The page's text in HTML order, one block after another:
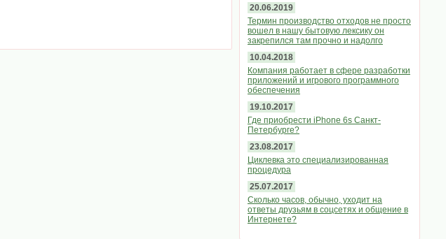
20.06.2019
Термин производство отходов не просто
вошел в нашу бытовую лексику он
закрепился там прочно и надолго
10.04.2018
Компания работает в сфере разработки
приложений и игрового программного
обеспечения
19.10.2017
Где приобрести iPhone 6s Санкт-
Петербурге?
23.08.2017
Циклевка это специализированная
процедура
25.07.2017
Сколько часов, обычно, уходит на
ответы друзьям в соцсетях и общение в
Интернете?